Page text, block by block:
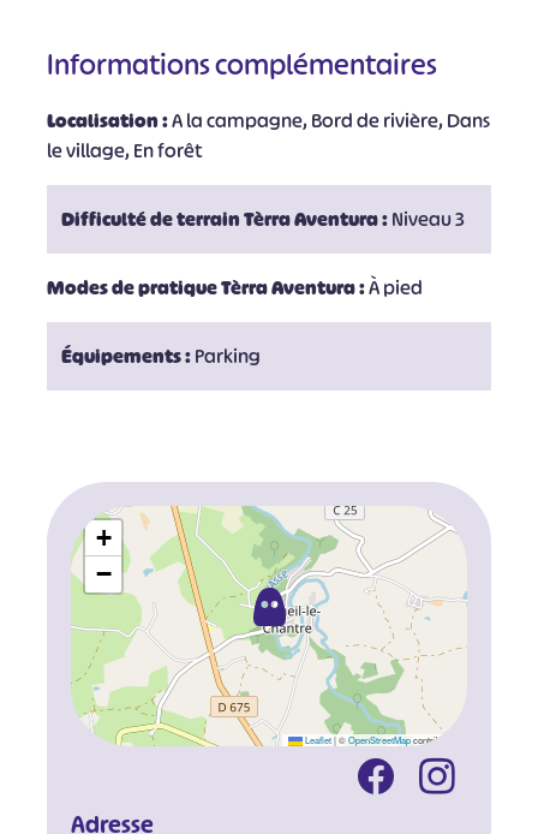
Informations complémentaires
Localisation :A la campagne, Bord de rivière, Dans
le village, En forêt
Difficulté de terrain Tèrra Aventura :Niveau 3
Modes de pratique Tèrra Aventura :À pied
Équipements :Parking
+
−
Leaflet |©OpenStreetMapcontributors
Adresse